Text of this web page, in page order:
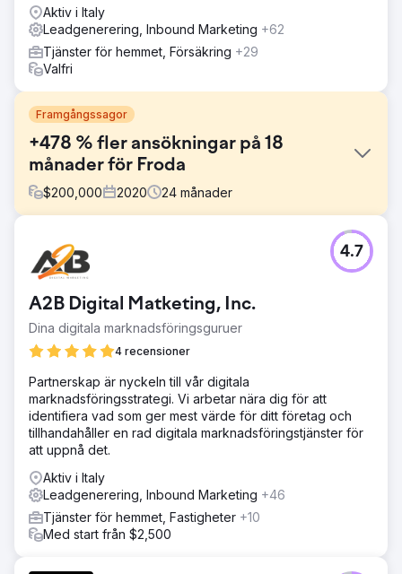
Aktiv i Italy
Leadgenerering, Inbound Marketing +62
Tjänster för hemmet, Försäkring +29
Valfri
Framgångssagor
+478 % fler ansökningar på 18
månader för Froda
$200,000 2020 24 månader
Fintech-branschen är något utöver det vanliga: ordet
"företagslån" har toppat listan över Sveriges dyraste
hade sökordet en genomsnittlig kostnad per klick på 626
kronor. Hela 65 av de 100 dyraste orden i Sverige
innehåller ordet "lån" i någon form. Det säger en del om
hur konkurrensutsatt branschen är, så våra Google Ads-
experter kavlade upp ärmarna.
Lösning
Vårt uppdrag var att optimera Frodas Google Ads-konto
för att driva så mycket relevant trafik som möjligt inom
budget och skapa nya kunder till lägsta möjliga kostnad.
Vi arbetade datadrivet enligt vår etablerade metod och
egenutvecklade Google Ads-algoritm. Vi kombinerade
våra analytiska styrkor med konstformen att anpassa
annonsbudskap och optimerade landningssidor. Vårt
fokus låg främst på kostnad per konvertering för Froda.
A2B Digital Matketing, Inc.
Dina digitala marknadsföringsguruer
4 recensioner
4.7
Partnerskap är nyckeln till vår digitala
marknadsföringsstrategi. Vi arbetar nära dig för att
identifiera vad som ger mest värde för ditt företag och
tillhandahåller en rad digitala marknadsföringstjänster för
att uppnå det.
Aktiv i Italy
Leadgenerering, Inbound Marketing +46
Tjänster för hemmet, Fastigheter +10
Med start från $2,500